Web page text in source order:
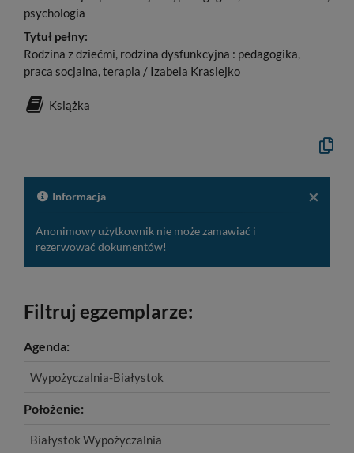
psychologia
Tytuł pełny:
Rodzina z dziećmi, rodzina dysfunkcyjna : pedagogika,
praca socjalna, terapia / Izabela Krasiejko
Książka
Kopiuj
do
×
Informacja
Anonimowy użytkownik nie może zamawiać i
rezerwować dokumentów!
Filtruj egzemplarze:
Agenda:
Wypożyczalnia-Białystok
Położenie:
Białystok Wypożyczalnia